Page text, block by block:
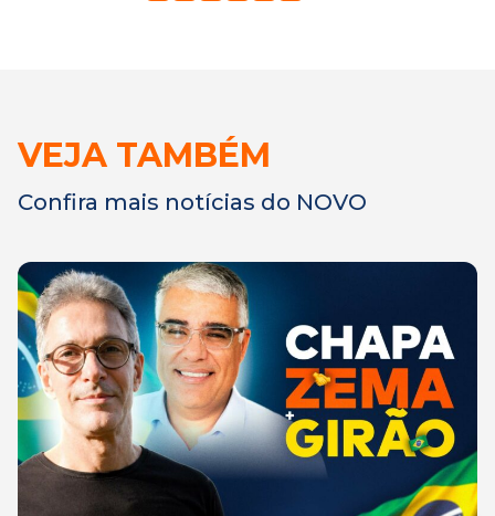
VEJA TAMBÉM
Confira mais notícias do NOVO